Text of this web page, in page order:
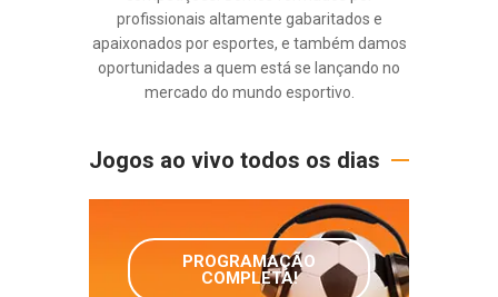
profissionais altamente gabaritados e
apaixonados por esportes, e também damos
oportunidades a quem está se lançando no
mercado do mundo esportivo.
Jogos ao vivo todos os dias
PROGRAMAÇÃO
COMPLETA!